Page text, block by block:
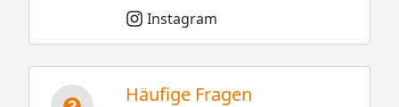
Instagram
Häufige Fragen